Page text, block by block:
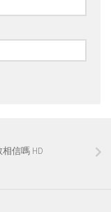
信嗎 HD